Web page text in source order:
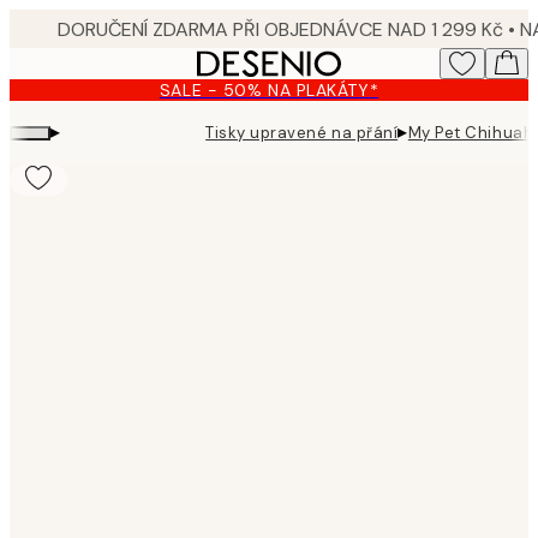
content.
SALE - 50% NA PLAKÁTY*
▸ Tisky upravené na přání▸My Pet